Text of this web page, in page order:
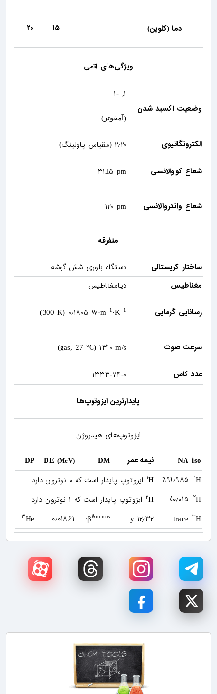
دما (کلوین) ۱۵ ۲۰
ویژگی‌های اتمی
وضعیت اکسید شدن
۱, -۱
(آمفوتر )
الکترونگاتیوی ۲٫۲۰ (مقیاس پاولینگ)
شعاع کووالانسی ۳۱±۵ pm
شعاع واندروالانسی ۱۲۰ pm
متفرقه
ساختار کریستالی
دستگاه بلوری شش گوشه
مغناطیس
دیامغناطیس
رسانایی گرمایی (300 K) ۰٫۱۸۰۵ W·m−1 ·K−1
سرعت صوت (gas, 27 °C)۱۳۱۰m/s
عدد کاس ۱۳۳۳-۷۴-۰
پایدارترین ایزوتوپ‌ها
ایزوتوپ‌های هیدروژن
iso
NA نیمه عمر DM
DE (MeV)
DP
۱H ٪۹۹٫۹۸۵ ۱H ایزوتوپ پایدار است که ۰ نوترون دارد
۲H ٪۰٫۰۱۵ ۲H ایزوتوپ پایدار است که ۱ نوترون دارد
۳H
trace ۱۲٫۳۲ y
β&minus; ۰٫۰۱۸۶۱ ۳He